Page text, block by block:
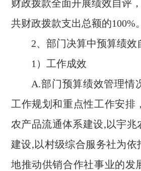
财政拨款全面开展绩效自评
共财政拨款支出总额的100%。
2、部门决算中预算绩效
1）工作成效
A.部门预算绩效管理情况
工作规划和重点性工作安排
农产品流通体系建设,以宇
建设,以村级综合服务社为
地推动供销合作社事业的发